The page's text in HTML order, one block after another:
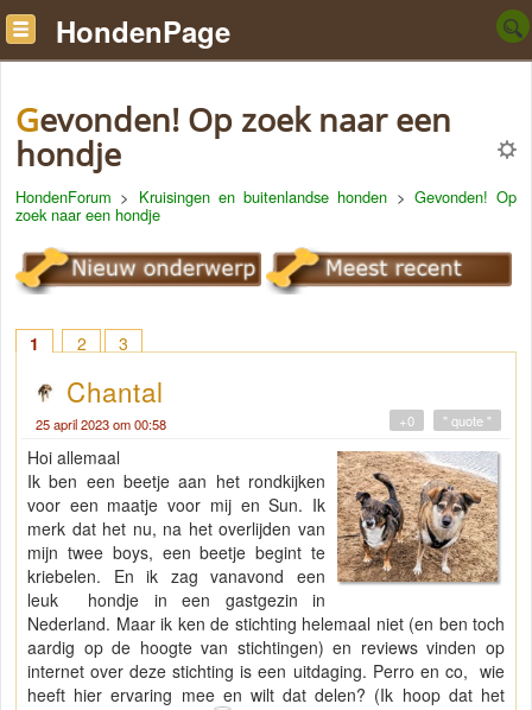
HondenPage
Gevonden! Op zoek naar een
hondje
HondenForum > Kruisingen en buitenlandse honden > Gevonden! Op
zoek naar een hondje
1 2 3
Chantal
25 april 2023 om 00:58 " quote "
+0
Hoi allemaal
Ik ben een beetje aan het rondkijken
voor een maatje voor mij en Sun. Ik
merk dat het nu, na het overlijden van
mijn twee boys, een beetje begint te
kriebelen. En ik zag vanavond een
leuk hondje in een gastgezin in
Nederland. Maar ik ken de stichting helemaal niet (en ben toch
aardig op de hoogte van stichtingen) en reviews vinden op
internet over deze stichting is een uitdaging. Perro en co, wie
heeft hier ervaring mee en wilt dat delen? (Ik hoop dat het